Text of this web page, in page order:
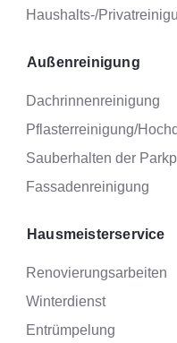
Haushalts-/
Außenreinigung
Dachrinnenreinigung
Pflasterreinigung/­
Sauberhalten der
Fassadenreinigung
Hausmeisterservice
Renovierungsarbeiten
Winterdienst
Entrümpelung